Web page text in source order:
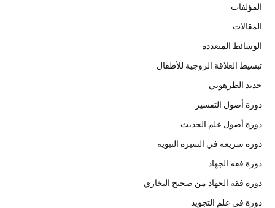
المؤلفات
المقالات
الوسائط المتعددة
تبسيط العلاقة الزوجية للأطفال
جديد الطرهوني
دورة أصول التفسير
دورة أصول علم الحدبث
دورة سريعة في السيرة النبوية
دورة فقه الجهاد
دورة فقه الجهاد من صحيح البخاري
دورة في علم التجويد